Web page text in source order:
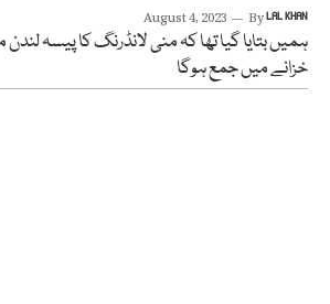
August 4, 2023 ByLAL KHAN
ہمیں بتایا گیا تھا کہ منی لانڈرنگ کا پیسہ لندن
خزانے میں جمع ہوگا